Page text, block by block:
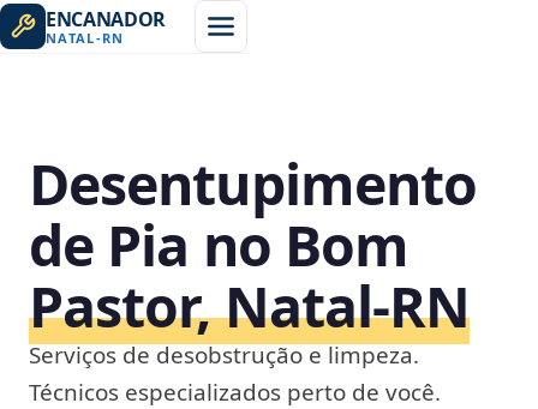
ENCANADOR
NATAL-RN
Desentupimento
de Pia no Bom
Pastor, Natal‑RN
Serviços de desobstrução e limpeza.
Técnicos especializados perto de você.